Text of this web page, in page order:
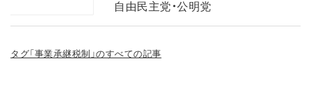
自由民主党・公明党
タグ「事業承継税制」のすべての記事